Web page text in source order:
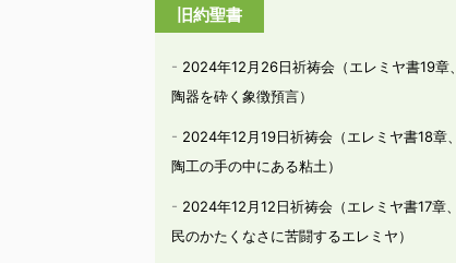
旧約聖書
2024年12月26日祈祷会（エレミヤ書19章、
陶器を砕く象徴預言）
2024年12月19日祈祷会（エレミヤ書18章、
陶工の手の中にある粘土）
2024年12月12日祈祷会（エレミヤ書17章、
民のかたくなさに苦闘するエレミヤ）